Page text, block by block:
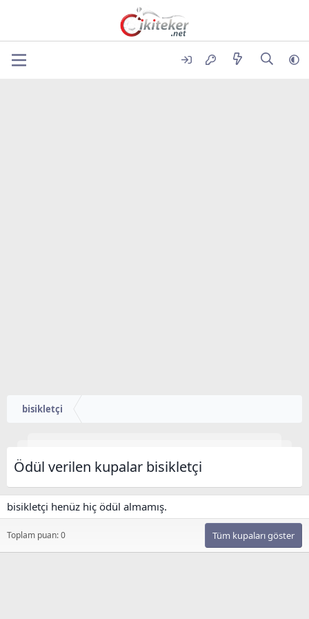
bisikletçi
Ödül verilen kupalar bisikletçi
bisikletçi henüz hiç ödül almamış.
Toplam puan: 0 Tüm kupaları göster